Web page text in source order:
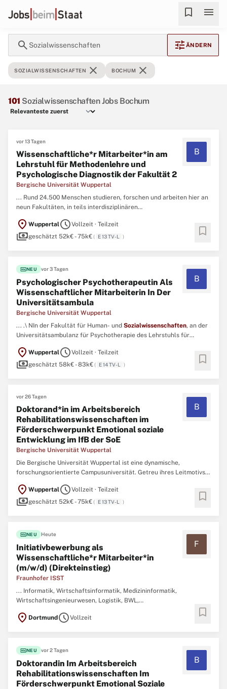
bookmark menu
search Sozialwissenschaften tune ÄNDERN
SOZIALWISSENSCHAFTEN close BOCHUM close
101 Sozialwissenschaften Jobs Bochum
vor 13 Tagen
Wissenschaftliche*r Mitarbeiter*in am
Lehrstuhl für Methodenlehre und
Psychologische Diagnostik der Fakultät 2
Bergische Universität Wuppertal
B
... Rund 24.500 Menschen studieren, forschen und arbeiten hier an
neun Fakultäten, in teils interdisziplinären
Human- undSozialwissenschaften, im Institut für Psychologie,
Lehrgebiet Methodenlehre und Psychologische Diagnostik, suchen
location_on WuppertalscheduleVollzeit · Teilzeit
paymentsgeschätzt 52k€ - 75k€( E 13 TV-L ) bookmark
fiber_newNEU vor 3 Tagen
Psychologischer Psychotherapeutin Als
Wissenschaftlicher Mitarbeiterin In Der
Universitätsambula
Bergische Universität Wuppertal
B
... .\ NIn der Fakultät für Human- und Sozialwissenschaften, an der
Universitätsambulanz für Psychotherapie des Lehrstuhls für
Unterstützung.\ NDie Universitätsambulanz bietet
verhaltenstherapeutisch Behandlung von psychischen
location_on WuppertalscheduleVollzeit · Teilzeit
paymentsgeschätzt 58k€ - 83k€( E 14 TV-L ) bookmark
vor 26 Tagen
Doktorand*in im Arbeitsbereich
Rehabilitationswissenschaften im
Förderschwerpunkt Emotional soziale
Entwicklung im IfB der SoE
Bergische Universität Wuppertal
B
Die Bergische Universität Wuppertal ist eine dynamische,
forschungsorientierte Campusuniversität. Getreu ihres Leitmotivs
gesellschaftlichen Herausforderungen in Wissenschaft, Bildung,
Kultur, Wirtschaft, Gesellschaft, Technik und Umwelt. ...
location_on WuppertalscheduleVollzeit · Teilzeit
paymentsgeschätzt 52k€ - 75k€( E 13 TV-L ) bookmark
fiber_newNEU Heute
Initiativbewerbung als
Wissenschaftliche*r Mitarbeiter*in
(m/w/d) (Direkteinstieg)
Fraunhofer ISST
F
... Informatik, Wirtschaftsinformatik, Medizininformatik,
Wirtschaftsingenieurwesen, Logistik, BWL,
) • Spaß an der
Arbeit in einem forschungsorientierten Umfeld • Eine hohe Affinität
location_on Dortmund scheduleVollzeit bookmark
fiber_newNEU vor 2 Tagen
Doktorandin Im Arbeitsbereich
Rehabilitationswissenschaften Im
Förderschwerpunkt Emotional Soziale
B